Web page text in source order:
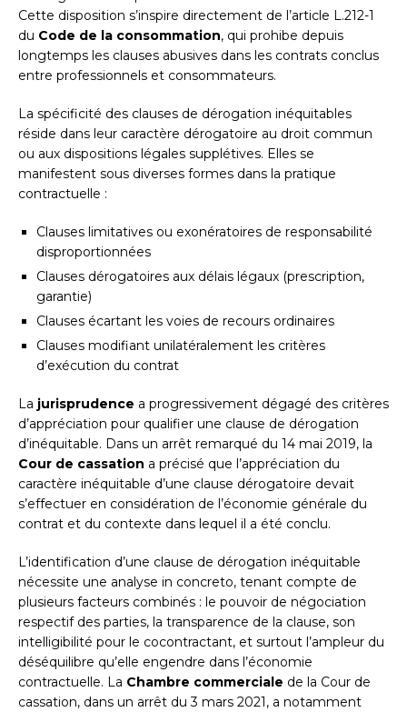
Cette disposition s’inspire directement de l’article L.212-1
du Code de la consommation, qui prohibe depuis
longtemps les clauses abusives dans les contrats conclus
entre professionnels et consommateurs.
La spécificité des clauses de dérogation inéquitables
réside dans leur caractère dérogatoire au droit commun
ou aux dispositions légales supplétives. Elles se
manifestent sous diverses formes dans la pratique
contractuelle :
Clauses limitatives ou exonératoires de responsabilité
disproportionnées
Clauses dérogatoires aux délais légaux (prescription,
garantie)
Clauses écartant les voies de recours ordinaires
Clauses modifiant unilatéralement les critères
d’exécution du contrat
La jurisprudence a progressivement dégagé des critères
d’appréciation pour qualifier une clause de dérogation
d’inéquitable. Dans un arrêt remarqué du 14 mai 2019, la
Cour de cassation a précisé que l’appréciation du
caractère inéquitable d’une clause dérogatoire devait
s’effectuer en considération de l’économie générale du
contrat et du contexte dans lequel il a été conclu.
L’identification d’une clause de dérogation inéquitable
nécessite une analyse in concreto, tenant compte de
plusieurs facteurs combinés : le pouvoir de négociation
respectif des parties, la transparence de la clause, son
intelligibilité pour le cocontractant, et surtout l’ampleur du
déséquilibre qu’elle engendre dans l’économie
contractuelle. La Chambre commerciale de la Cour de
cassation, dans un arrêt du 3 mars 2021, a notamment